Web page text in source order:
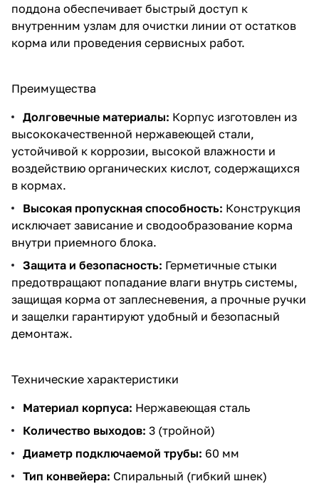
поддона обеспечивает быстрый доступ к
внутренним узлам для очистки линии от остатков
корма или проведения сервисных работ.
Преимущества
Долговечные материалы: Корпус изготовлен из
высококачественной нержавеющей стали,
устойчивой к коррозии, высокой влажности и
воздействию органических кислот, содержащихся
в кормах.
Высокая пропускная способность: Конструкция
исключает зависание и сводообразование корма
внутри приемного блока.
Защита и безопасность: Герметичные стыки
предотвращают попадание влаги внутрь системы,
защищая корма от заплесневения, а прочные ручки
и защелки гарантируют удобный и безопасный
демонтаж.
Технические характеристики
Материал корпуса: Нержавеющая сталь
Количество выходов: 3 (тройной)
Диаметр подключаемой трубы: 60 мм
Тип конвейера: Спиральный (гибкий шнек)